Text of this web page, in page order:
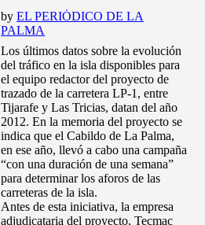
byEL PERIÓDICO DE LA
PALMA
Los últimos datos sobre la evolución
del tráfico en la isla disponibles para
el equipo redactor del proyecto de
trazado de la carretera LP-1, entre
Tijarafe y Las Tricias, datan del año
2012. En la memoria del proyecto se
indica que el Cabildo de La Palma,
en ese año, llevó a cabo una campaña
“con una duración de una semana”
para determinar los aforos de las
carreteras de la isla.
Antes de esta iniciativa, la empresa
adjudicataria del proyecto, Tecmac